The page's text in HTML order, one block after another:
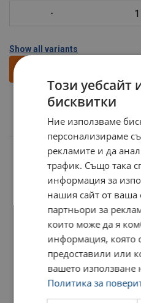
Show all variants
Продуктов номер
NKS06301
NKS07301
Този уебсайт
бисквитки
Ние използваме
персонализираме
рекламите и да
трафик. Също така
информация за
нашия сайт от ваша
партньори за
които може да я
информация, която
предоставили или
вашето използване
Политика за